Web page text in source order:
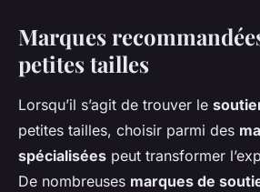
Marques
petites tailles
Lorsqu’il s’agit de trouver le
petites tailles, choisir parmi des
spécialisées peut transformer
De nombreuses marques de